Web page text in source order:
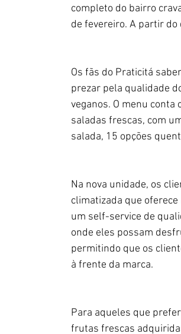
completo do bairro
de fevereiro. A partir do
Os fãs do Praticitá
prezar pela qualidade
veganos. O menu
saladas frescas, com
salada, 15 opções
Na nova unidade, os
climatizada que
um self-service de
onde eles possam
permitindo que os
à frente da marca.
Para aqueles que
frutas frescas